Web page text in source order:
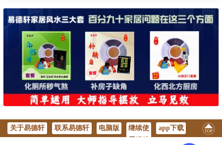
关于易德轩 联系易德轩 电脑版
继续使
app下载